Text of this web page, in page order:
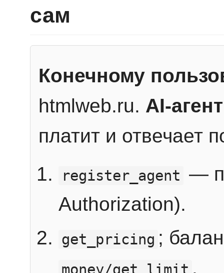
сам
Конечному
htmlweb.ru. AI-агент
платит и отвечает
register_agent —
Authorization).
get_pricing ;
.